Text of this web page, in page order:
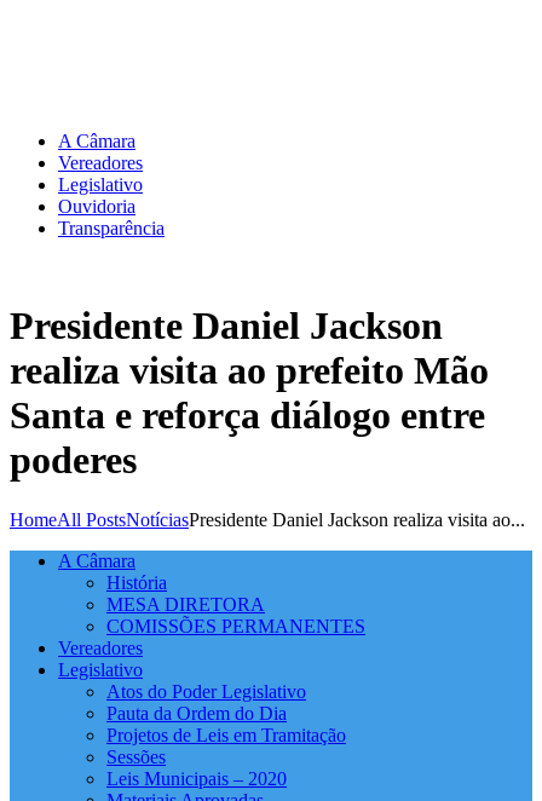
A Câmara
Vereadores
Legislativo
Ouvidoria
Transparência
Presidente Daniel Jackson
realiza visita ao prefeito Mão
Santa e reforça diálogo entre
poderes
HomeAll PostsNotíciasPresidente Daniel Jackson realiza visita ao...
A Câmara
História
MESA DIRETORA
COMISSÕES PERMANENTES
Vereadores
Legislativo
Atos do Poder Legislativo
Pauta da Ordem do Dia
Projetos de Leis em Tramitação
Sessões
Leis Municipais – 2020